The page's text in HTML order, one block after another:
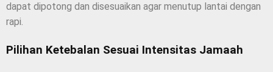
dapat dipotong dan disesuaikan agar menutup lantai dengan
rapi.
Pilihan Ketebalan Sesuai Intensitas Jamaah